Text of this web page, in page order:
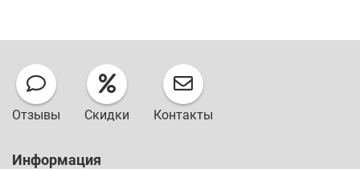
Отзывы Скидки Контакты
Информация